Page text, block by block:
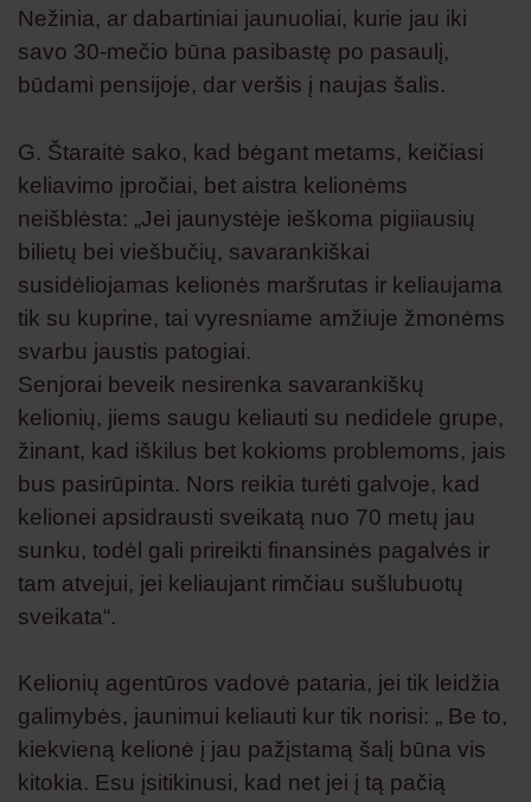
Nežinia, ar dabartiniai jaunuoliai, kurie jau iki
savo 30-mečio būna pasibastę po pasaulį,
būdami pensijoje, dar veršis į naujas šalis.
G. Štaraitė sako, kad bėgant metams, keičiasi
keliavimo įpročiai, bet aistra kelionėms
neišblėsta: „Jei jaunystėje ieškoma pigiiausių
bilietų bei viešbučių, savarankiškai
susidėliojamas kelionės maršrutas ir keliaujama
tik su kuprine, tai vyresniame amžiuje žmonėms
svarbu jaustis patogiai.
Senjorai beveik nesirenka savarankiškų
kelionių, jiems saugu keliauti su nedidele grupe,
žinant, kad iškilus bet kokioms problemoms, jais
bus pasirūpinta. Nors reikia turėti galvoje, kad
kelionei apsidrausti sveikatą nuo 70 metų jau
sunku, todėl gali prireikti finansinės pagalvės ir
tam atvejui, jei keliaujant rimčiau sušlubuotų
sveikata“.
Kelionių agentūros vadovė pataria, jei tik leidžia
galimybės, jaunimui keliauti kur tik norisi: „ Be to,
kiekvieną kelionė į jau pažįstamą šalį būna vis
kitokia. Esu įsitikinusi, kad net jei į tą pačią